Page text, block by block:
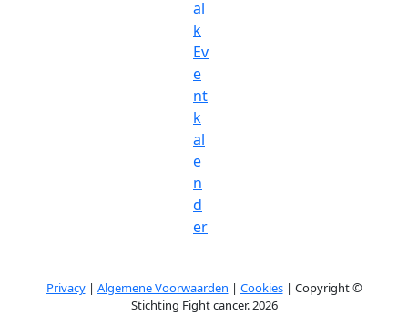
al
k
Ev
e
nt
k
al
e
n
d
er
Privacy| Algemene Voorwaarden | Cookies| Copyright ©
Stichting Fight cancer. 2026